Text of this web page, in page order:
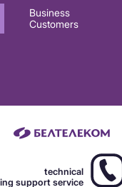
Business
Customers
technical
support service